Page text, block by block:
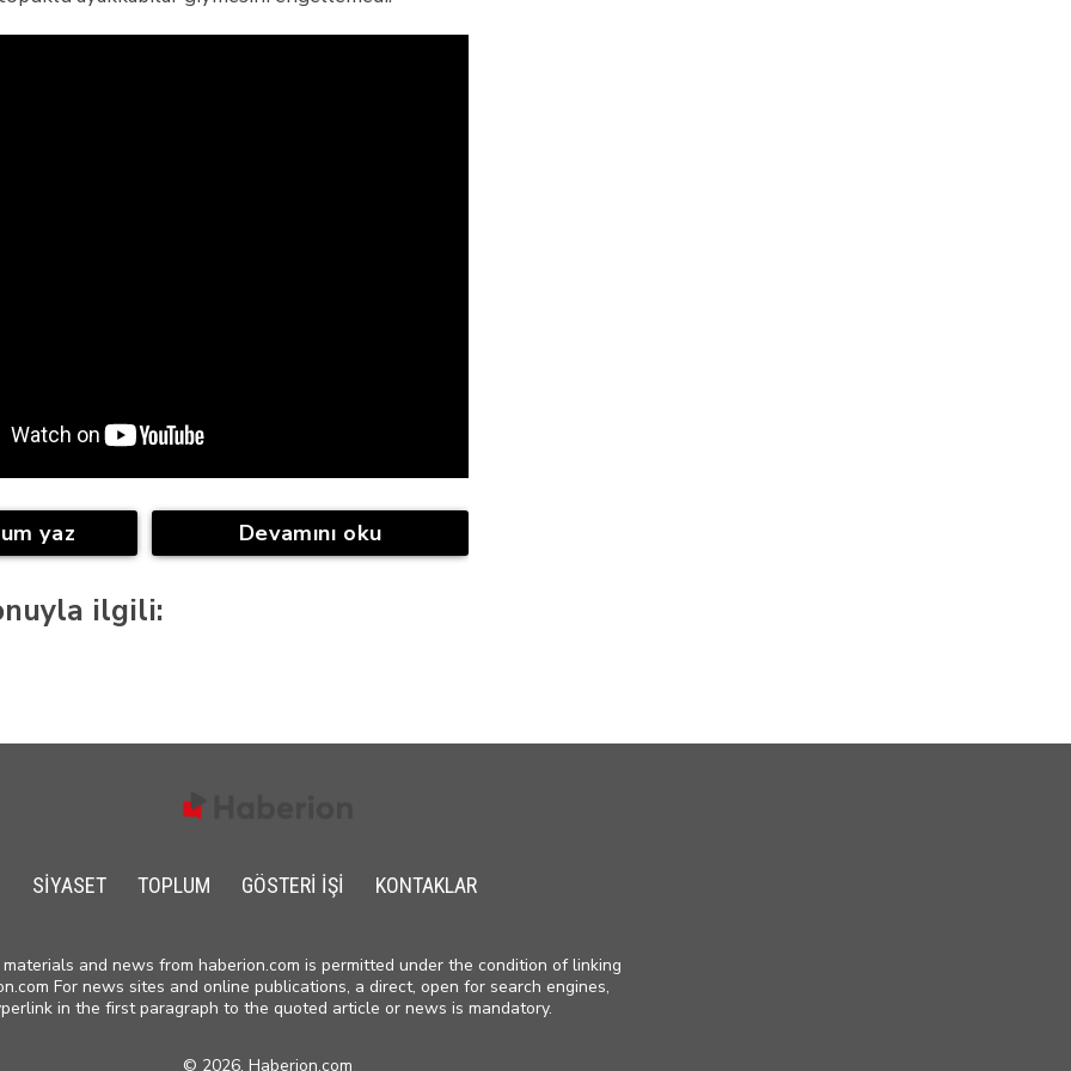
yaz Devamını oku
ilgili:
SIYASET TOPLUM GÖSTERI IŞI KONTAKLAR
and news from haberion.com is permitted under the condition of linking
For news sites and online publications, a direct, open for search engines,
in the first paragraph to the quoted article or news is mandatory.
© 2026, Haberion.com